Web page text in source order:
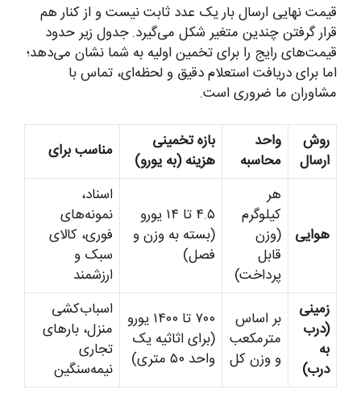
قیمت نهایی ارسال بار یک عدد ثابت نیست و از کنار هم
قرار گرفتن چندین متغیر شکل می‌گیرد. جدول زیر حدود
قیمت‌های رایج را برای تخمین اولیه به شما نشان می‌دهد؛
اما برای دریافت استعلام دقیق و لحظه‌ای، تماس با
مشاوران ما ضروری است.
روش
ارسال
واحد
محاسبه
بازه تخمینی
هزینه (به یورو)
مناسب برای
هوایی
هر
کیلوگرم
(وزن
قابل
پرداخت)
۴.۵ تا ۱۴ یورو
(بسته به وزن و
فصل)
اسناد،
نمونه‌های
فوری، کالای
سبک و
ارزشمند
زمینی
(درب
به
درب)
بر اساس
مترمکعب
و وزن کل
۷۰۰ تا ۱۴۰۰ یورو
(برای اثاثیه یک
واحد ۵۰ متری)
اسباب‌کشی
منزل، بارهای
تجاری
نیمه‌سنگین